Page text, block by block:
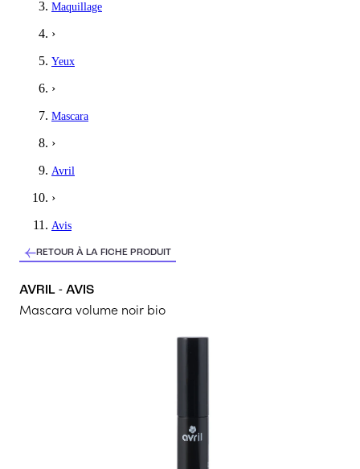
5/5
Caroline
Mascara bio avril
Maquillage
›
Yeux
›
Mascara
›
Avril
›
Avis
RETOUR À LA FICHE PRODUIT
AVRIL - AVIS
Mascara volume noir bio